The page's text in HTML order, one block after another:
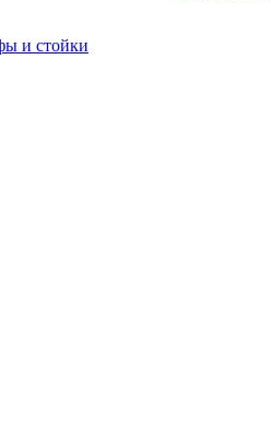
и стойки